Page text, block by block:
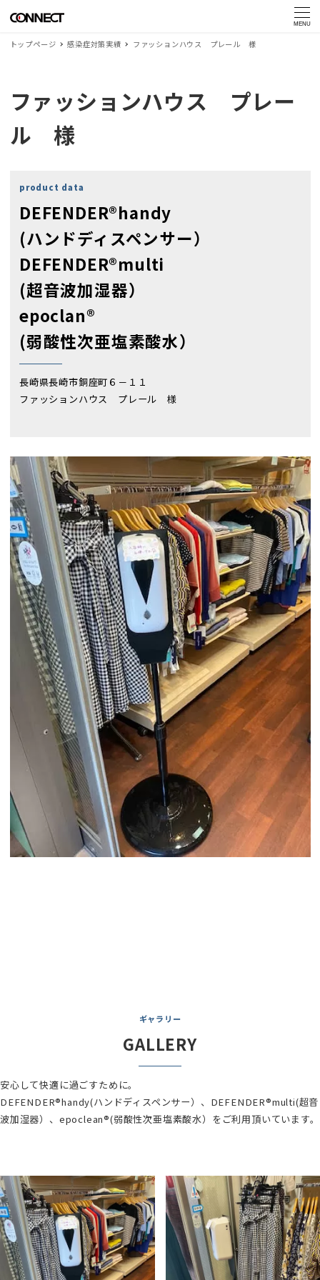
MENU
トップページ 感染症対策実績 ファッションハウス プレール 様
ファッションハウス プレー
ル 様
product data
DEFENDER®handy
(ハンドディスペンサー）
DEFENDER®multi
(超音波加湿器）
epoclan®
(弱酸性次亜塩素酸水）
長崎県長崎市銅座町６－１１
ファッションハウス プレール 様
ギャラリー
GALLERY
安心して快適に過ごすために。
DEFENDER®handy(ハンドディスペンサー）、DEFENDER®multi(超音
波加湿器）、epoclean®(弱酸性次亜塩素酸水）をご利用頂いています。